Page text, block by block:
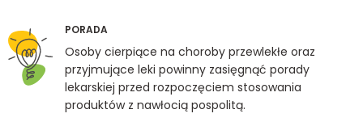
PORADA
Osoby cierpiące na choroby przewlekłe oraz
przyjmujące leki powinny zasięgnąć porady
lekarskiej przed rozpoczęciem stosowania
produktów z nawłocią pospolitą.